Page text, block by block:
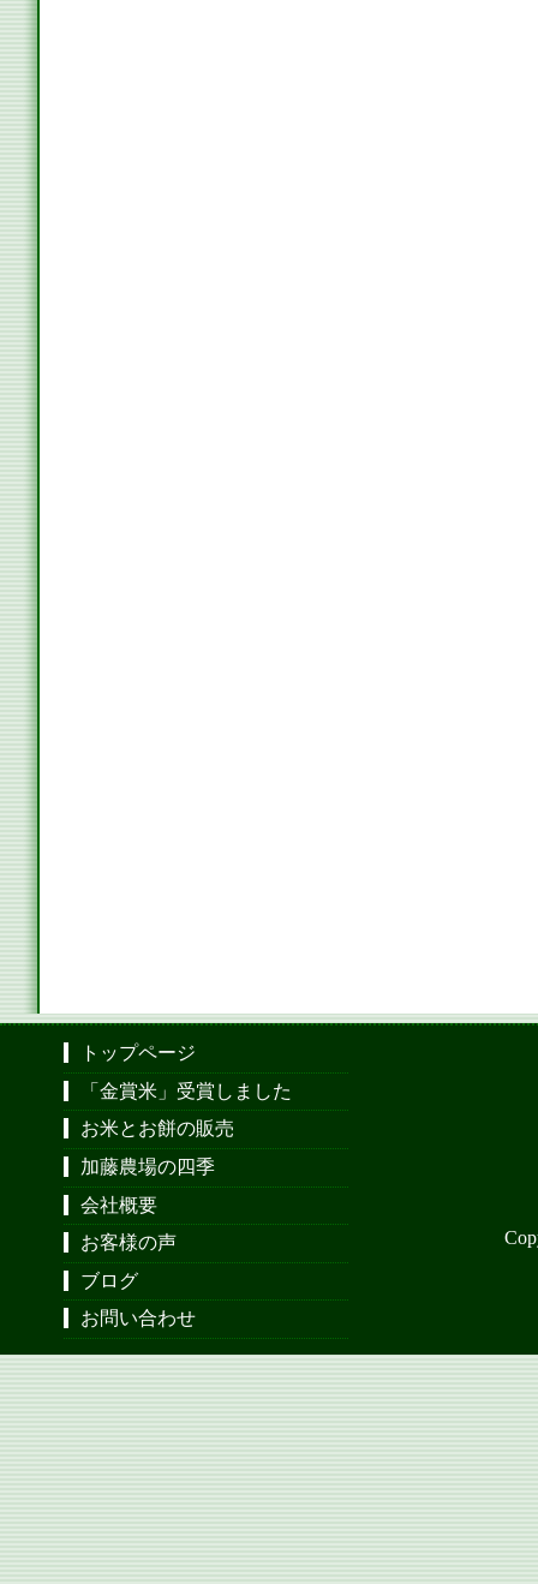
トップページ
「金賞米」受賞しました
お米とお餅の販売
加藤農場の四季
会社概要
お客様の声
ブログ
お問い合わせ